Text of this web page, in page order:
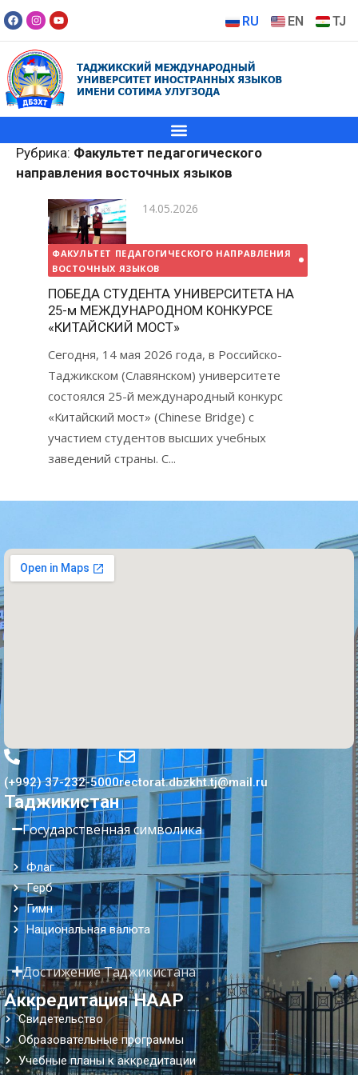
RU EN TJ
Рубрика: Факультет педагогического
направления восточных языков
14.05.2026
ФАКУЛЬТЕТ ПЕДАГОГИЧЕСКОГО НАПРАВЛЕНИЯ
ВОСТОЧНЫХ ЯЗЫКОВ
ПОБЕДА СТУДЕНТА УНИВЕРСИТЕТА НА
25-м МЕЖДУНАРОДНОМ КОНКУРСЕ
«КИТАЙСКИЙ МОСТ»
Сегодня, 14 мая 2026 года, в Российско-
Таджикском (Славянском) университете
состоялся 25-й международный конкурс
«Китайский мост» (Chinese Bridge) с
участием студентов высших учебных
заведений страны. С...
(+992) 37-232-5000rectorat.dbzkht.tj@mail.ru
Таджикистан
Государственная символика
Флаг
Герб
Гимн
Национальная валюта
Достижение Таджикистана
Аккредитация НААР
Свидетельство
Образовательные программы
Учебные планы к аккредитации